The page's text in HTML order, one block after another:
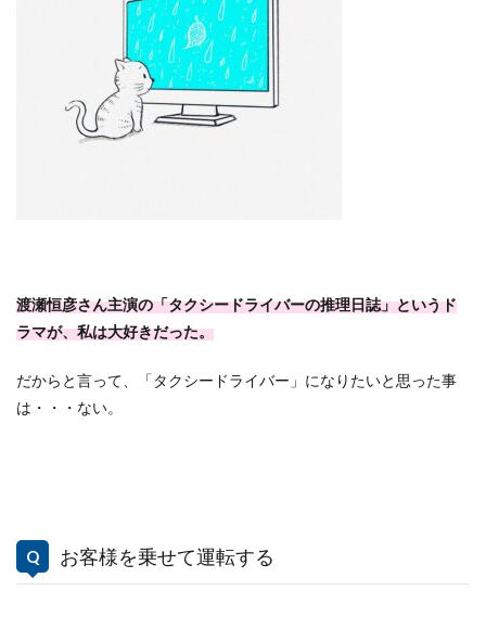
渡瀬恒彦さん主演の「タクシードライバーの推理日誌」というド
ラマが、私は大好きだった。
だからと言って、「タクシードライバー」になりたいと思った事
は・・・ない。
お客様を乗せて運転する